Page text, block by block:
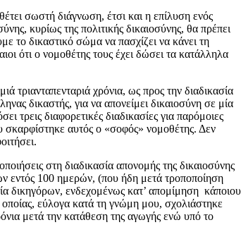
σωστή διάγνωση, έτσι και η επίλυση ενός
κυρίως της πολιτικής δικαιοσύνης, θα πρέπει
το δικαστικό σώμα να πασχίζει να κάνει τη
ότι ο νομοθέτης τους έχει δώσει τα κατάλληλα
τριανταπενταριά χρόνια, ως προς την διαδικασία
δικαστής, για να απονείμει δικαιοσύνη σε μία
τρεις διαφορετικές διαδικασίες για παρόμοιες
σκαρφίστηκε αυτός ο «σοφός» νομοθέτης. Δεν
στη διαδικασία απονομής της δικαιοσύνης
εντός 100 ημερών, (που ήδη μετά τροποποίηση
δικηγόρων, ενδεχομένως κατ’ απομίμηση κάποιου
εύλογα κατά τη γνώμη μου, σχολιάστηκε
μετά την κατάθεση της αγωγής ενώ υπό το